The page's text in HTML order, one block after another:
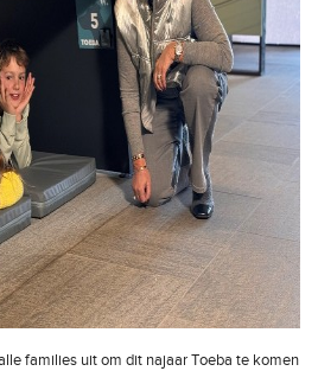
families uit om dit najaar Toeba te komen